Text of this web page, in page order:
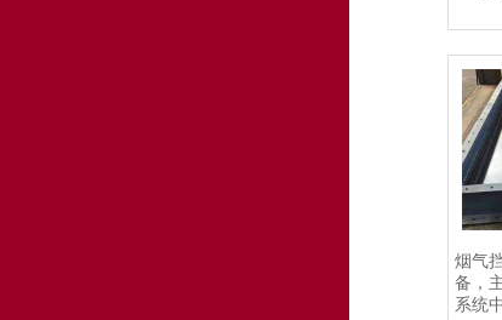
烟气
备，
系统